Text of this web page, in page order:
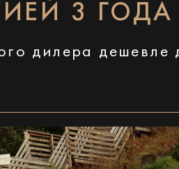
3 ГОДА
дилера дешевле